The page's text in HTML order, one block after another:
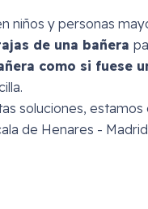
niños y personas
de una bañera
como si fuese
soluciones, estamos
de Henares - Madrid